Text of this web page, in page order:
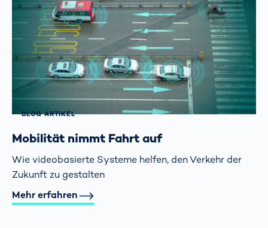
BLOG ARTIKEL
Mobilität nimmt Fahrt auf
Wie videobasierte Systeme helfen, den Verkehr der
Zukunft zu gestalten
Mehr erfahren